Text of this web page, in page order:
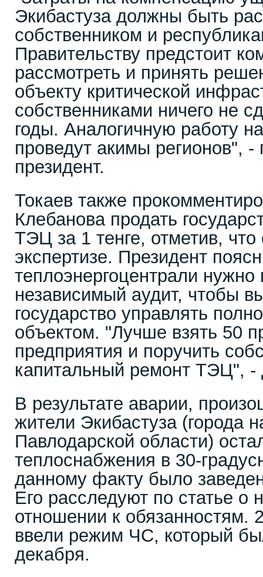
Экибастуза должны быть
собственником и
Правительству предстоит
рассмотреть и принять
объекту критической
собственниками ничего не
годы. Аналогичную работу
проведут акимы регионов", -
президент.
Токаев также
Клебанова продать
ТЭЦ за 1 тенге, отметив,
экспертизе. Президент
теплоэнергоцентрали нужно
независимый аудит, чтобы
государство управлять
объектом. "Лучше взять 50
предприятия и поручить
капитальный ремонт ТЭЦ", -
В результате аварии,
жители Экибастуза (города
Павлодарской области)
теплоснабжения в 30-
данному факту было
Его расследуют по статье о
отношении к обязанностям.
ввели режим ЧС, который
декабря.